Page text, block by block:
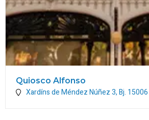
Quiosco Alfonso
Xardíns de Méndez Núñez 3, Bj. 15006